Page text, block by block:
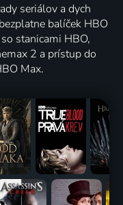
seriálov a dych
balíček HBO
stanicami HBO,
2 a prístup do
Max.